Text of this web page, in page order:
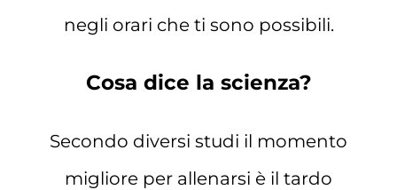
negli orari che ti sono possibili.
Cosa dice la scienza?
Secondo diversi studi il momento
migliore per allenarsi è il tardo